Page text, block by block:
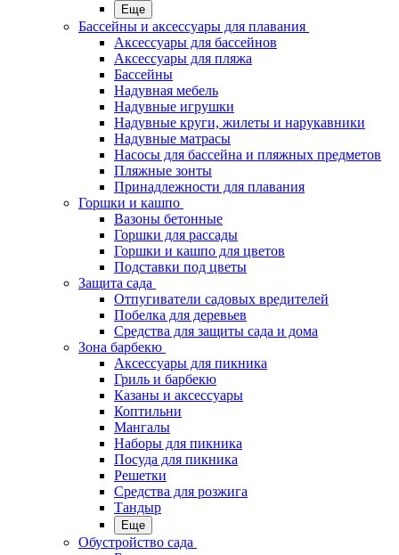
Еще
Бассейны и аксессуары для плавания
Аксессуары для бассейнов
Аксессуары для пляжа
Бассейны
Надувная мебель
Надувные игрушки
Надувные круги, жилеты и нарукавники
Надувные матрасы
Насосы для бассейна и пляжных предметов
Пляжные зонты
Принадлежности для плавания
Горшки и кашпо
Вазоны бетонные
Горшки для рассады
Горшки и кашпо для цветов
Подставки под цветы
Защита сада
Отпугиватели садовых вредителей
Побелка для деревьев
Средства для защиты сада и дома
Зона барбекю
Аксессуары для пикника
Гриль и барбекю
Казаны и аксессуары
Коптильни
Мангалы
Наборы для пикника
Посуда для пикника
Решетки
Средства для розжига
Тандыр
Еще
Обустройство сада